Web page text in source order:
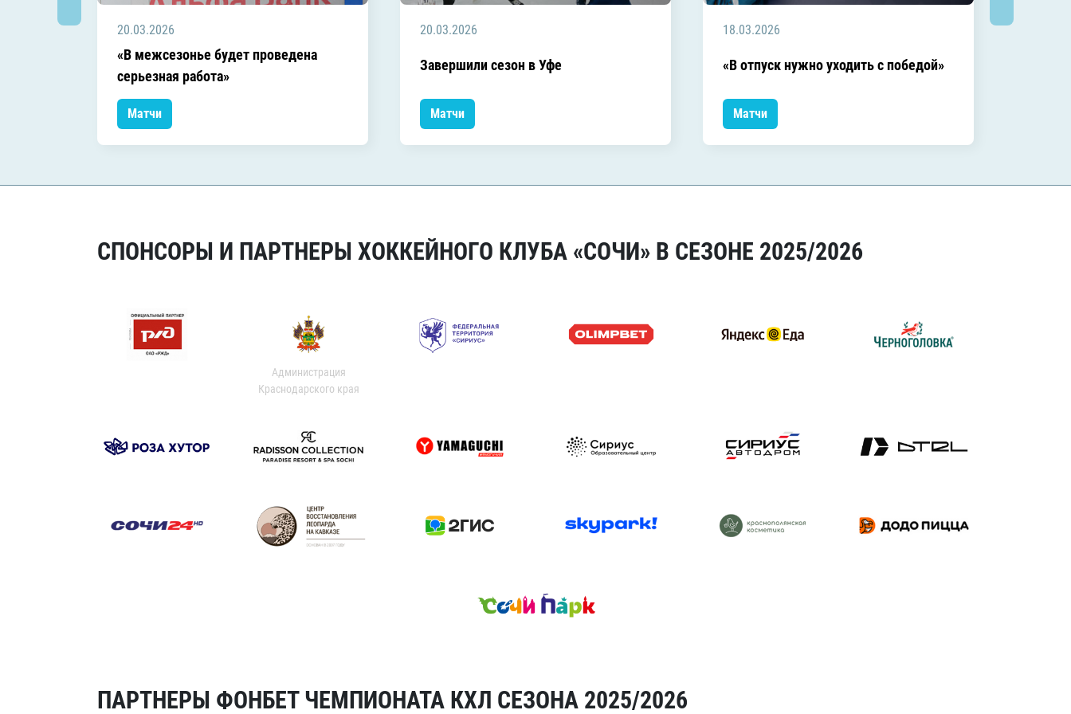
20.03.2026
«В межсезонье будет проведена
серьезная работа»
Матчи
20.03.2026
Завершили сезон в Уфе
Матчи
18.03.2026
«В отпуск нужно уходить с победой»
Матчи
СПОНСОРЫ И ПАРТНЕРЫ ХОККЕЙНОГО КЛУБА «СОЧИ» В СЕЗОНЕ 2025/2026
Администрация
Краснодарского края
ПАРТНЕРЫ ФОНБЕТ ЧЕМПИОНАТА КХЛ СЕЗОНА 2025/2026